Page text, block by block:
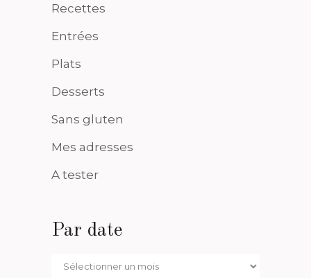
Recettes
Entrées
Plats
Desserts
Sans gluten
Mes adresses
A tester
Par date
Par